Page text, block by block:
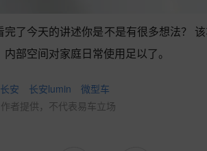
完了今天的讲述你是不是有很多想法？
内部空间对家庭日常使用足以了。
长安 长安lumin
微型车
者提供，不代表易车立场